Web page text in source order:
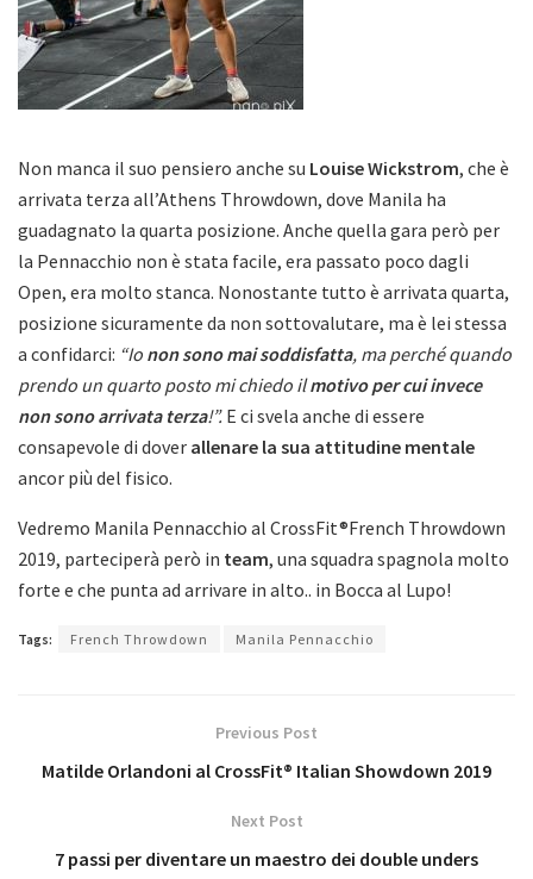
Non manca il suo pensiero anche su Louise Wickstrom, che è
arrivata terza all’Athens Throwdown, dove Manila ha
guadagnato la quarta posizione. Anche quella gara però per
la Pennacchio non è stata facile, era passato poco dagli
Open, era molto stanca. Nonostante tutto è arrivata quarta,
posizione sicuramente da non sottovalutare, ma è lei stessa
a confidarci: “Io non sono mai soddisfatta, ma perché quando
prendo un quarto posto mi chiedo ilmotivo per cui invece
non sono arrivata terza!”. E ci svela anche di essere
consapevole di dover allenare la sua attitudine mentale
ancor più del fisico.
Vedremo Manila Pennacchio al CrossFit®French Throwdown
2019, parteciperà però in team, una squadra spagnola molto
forte e che punta ad arrivare in alto.. in Bocca al Lupo!
Tags: French Throwdown Manila Pennacchio
Previous Post
Matilde Orlandoni al CrossFit® Italian Showdown 2019
Next Post
7 passi per diventare un maestro dei double unders